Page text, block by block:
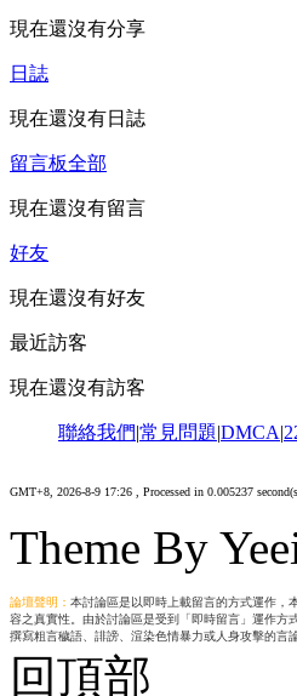
現在還沒有分享
日誌
現在還沒有日誌
留言板全部
現在還沒有留言
好友
現在還沒有好友
最近訪客
現在還沒有訪客
聯絡我們|常見問題|DMCA|
GMT+8, 2026-8-9 17:26 , Processed in 0.005237
Theme By
論壇聲明： 本討論區是以即時上載留言的方式運作，
容之真實性。由於討論區是受到「即時留言」運作方
撰寫粗言穢語、誹謗、渲染色情暴力或人身攻擊的言
回頂部